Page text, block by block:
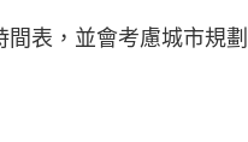
表，並會考慮城市規